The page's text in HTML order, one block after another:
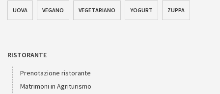
UOVA VEGANO VEGETARIANO YOGURT ZUPPA
RISTORANTE
Prenotazione ristorante
Matrimoni in Agriturismo